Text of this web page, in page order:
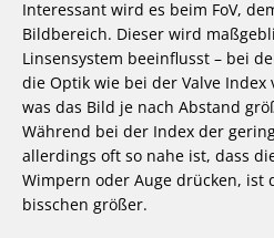
Interessant wird es beim FoV,
Bildbereich. Dieser wird
Linsensystem beeinflusst – bei
die Optik wie bei der Valve Index
was das Bild je nach Abstand
Während bei der Index der
allerdings oft so nahe ist, dass
Wimpern oder Auge drücken, ist
bisschen größer.